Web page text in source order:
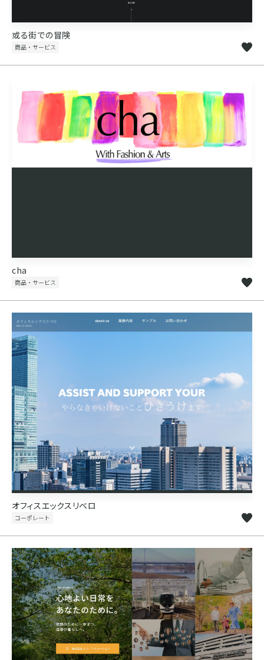
或る街での冒険
商品・サービス
cha
商品・サービス
オフィスエックスリベロ
コーポレート